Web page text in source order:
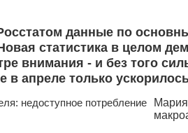
данные по
статистика в целом
внимания - и без того
в апреле только